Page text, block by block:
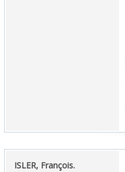
‎ISLER, François.‎